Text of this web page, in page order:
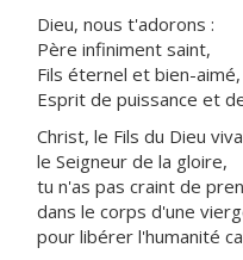
Dieu, nous t'adorons :
Père infiniment saint,
Fils éternel et bien-aimé,
Esprit de puissance et
Christ, le Fils du Dieu
le Seigneur de la gloire,
tu n'as pas craint de
dans le corps d'une
pour libérer l'humanité